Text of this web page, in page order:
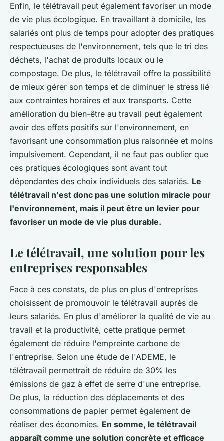
Enfin, le télétravail peut également favoriser un mode
de vie plus écologique. En travaillant à domicile, les
salariés ont plus de temps pour adopter des pratiques
respectueuses de l'environnement, tels que le tri des
déchets, l'achat de produits locaux ou le
compostage. De plus, le télétravail offre la possibilité
de mieux gérer son temps et de diminuer le stress lié
aux contraintes horaires et aux transports. Cette
amélioration du bien-être au travail peut également
avoir des effets positifs sur l'environnement, en
favorisant une consommation plus raisonnée et moins
impulsivement. Cependant, il ne faut pas oublier que
ces pratiques écologiques sont avant tout
dépendantes des choix individuels des salariés. Le
télétravail n'est donc pas une solution miracle pour
l'environnement, mais il peut être un levier pour
favoriser un mode de vie plus durable.
Le télétravail, une solution pour les
entreprises responsables
Face à ces constats, de plus en plus d'entreprises
choisissent de promouvoir le télétravail auprès de
leurs salariés. En plus d'améliorer la qualité de vie au
travail et la productivité, cette pratique permet
également de réduire l'empreinte carbone de
l'entreprise. Selon une étude de l'ADEME, le
télétravail permettrait de réduire de 30% les
émissions de gaz à effet de serre d'une entreprise.
De plus, la réduction des déplacements et des
consommations de papier permet également de
réaliser des économies. En somme, le télétravail
apparaît comme une solution concrète et efficace